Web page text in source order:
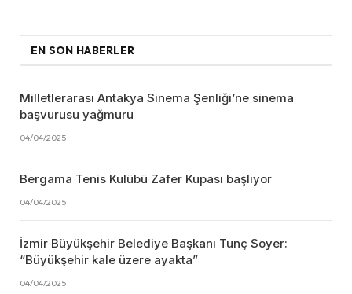
EN SON HABERLER
Milletlerarası Antakya Sinema Şenliği’ne sinema
başvurusu yağmuru
04/04/2025
Bergama Tenis Kulübü Zafer Kupası başlıyor
04/04/2025
İzmir Büyükşehir Belediye Başkanı Tunç Soyer:
“Büyükşehir kale üzere ayakta”
04/04/2025